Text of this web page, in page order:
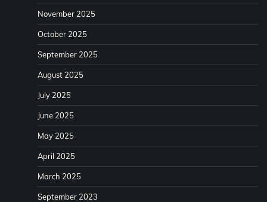
November 2025
October 2025
September 2025
August 2025
July 2025
June 2025
May 2025
April 2025
March 2025
September 2023